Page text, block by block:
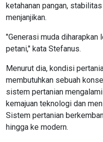
ketahanan pangan,
menjanjikan.
"Generasi muda diharapkan
petani," kata Stefanus.
Menurut dia, kondisi
membutuhkan sebuah
sistem pertanian
kemajuan teknologi dan
Sistem pertanian
hingga ke modern.